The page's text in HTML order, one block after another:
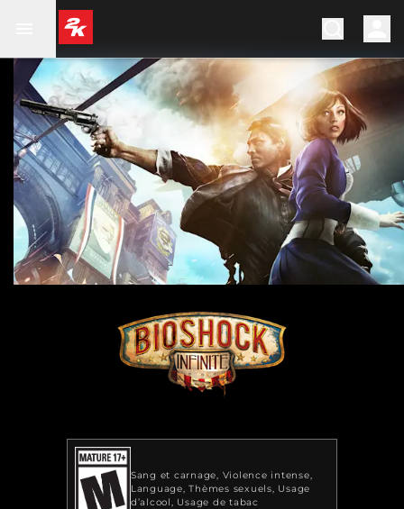
Sang et carnage Violence intense
Language Thèmes sexuels
Usage
d’alcool
Usage de tabac